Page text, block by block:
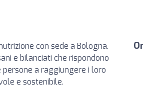
con sede a Bologna.
e bilanciati che rispondono
persone a raggiungere i loro
e sostenibile.